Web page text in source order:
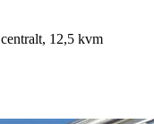
12,5 kvm